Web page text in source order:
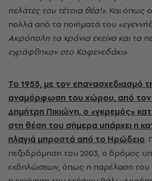
πελάτες του τέτοια θέα!». Και όπως
πολλά από τα ποιήματά του
Ακρόπολη τα χρόνια εκείνα και τα
εγράφθηκαν στο Καφενεδάκι».
Το 1955, με τον επανασχεδιασμό
αναμόρφωση του χώρου, από τον
Δημήτρη Πικιώνη, ο «γκρεμός»
στη θέση του σήμερα υπάρχει η
πλαγιά μπροστά από το Ηρώδειο.
πεζοδρόμηση του 2003, ο δρόμος
εκδηλώσεων, όπως η παρέλαση του